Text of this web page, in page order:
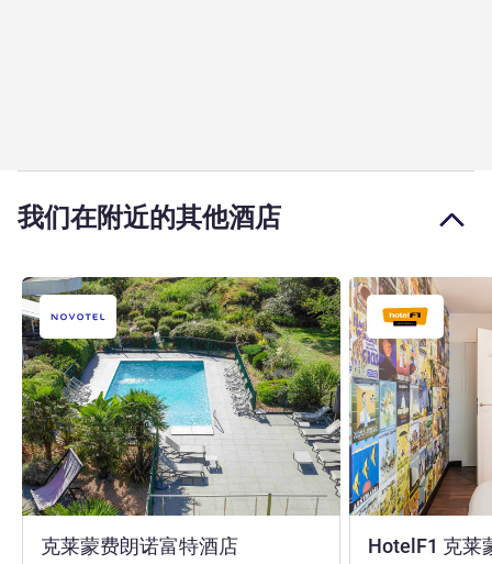
我们在附近的其他酒店
克莱蒙费朗诺富特酒店 HotelF1 克莱